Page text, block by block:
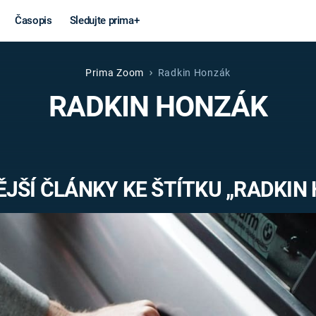
Časopis Sledujte prima+
Věda a
technika
MARS
Války
VÁLEČNÉ
Záhady a
Prima Zoom Radkin Honzák
RADKIN HONZÁK
ČLÁNKY KE ŠTÍTKU „RADKIN